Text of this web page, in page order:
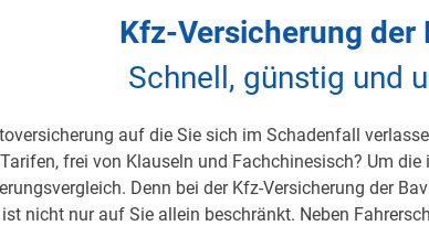
Kfz-Versicherung der
Schnell, günstig und
auf die Sie sich im Schadenfall
frei von Klauseln und Fachchinesisch? Um
Denn bei der Kfz-Versicherung der
nicht nur auf Sie allein beschränkt. Neben